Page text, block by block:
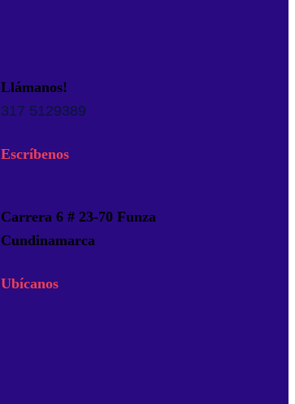
Llámanos!
317 5129389
Escríbenos
Carrera 6 # 23-70 Funza
Cundinamarca
Ubícanos